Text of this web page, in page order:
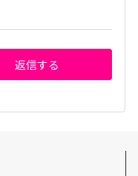
返信する